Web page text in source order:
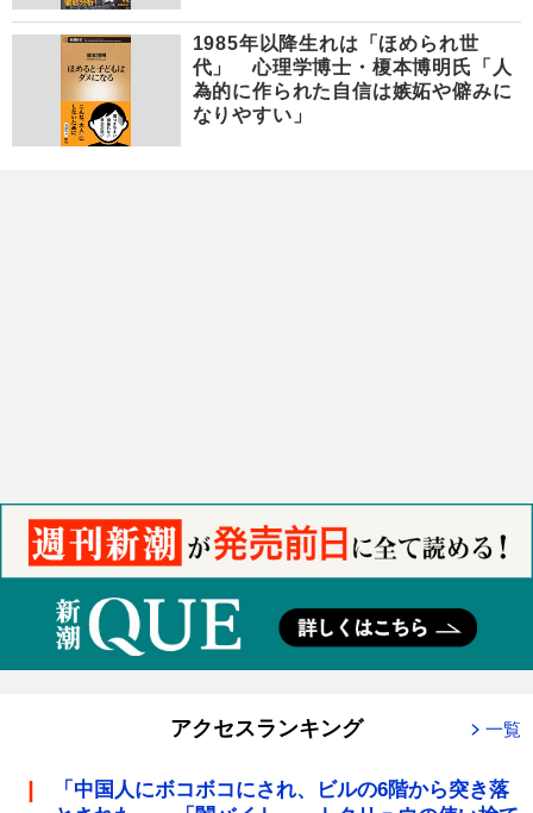
1985年以降生れは「ほめられ世
代」 心理学博士・榎本博明氏「人
為的に作られた自信は嫉妬や僻みに
なりやすい」
アクセスランキング 一覧
「中国人にボコボコにされ、ビルの6階から突き落